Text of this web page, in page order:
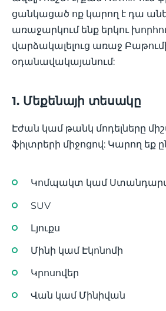
ցանկացած ոք կարող է դա
առաջարկում ենք երկու
վարձակալելուց առաջ
օդանավակայանում:
1. Մեքենայի տեսակը
Էժան կամ թանկ մոդելները
ֆիլտրերի միջոցով: Կարող եք
Կոմպակտ կամ
SUV
Լյուքս
Մինի կամ Էկոնոմի
Կրոսովեր
Վան կամ Մինիվան